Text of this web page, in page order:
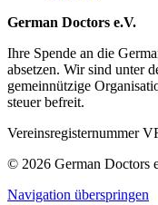
German Doctors e.V.
Ihre Spende an die
absetzen. Wir sind unter
gemein­nützige
steuer befreit.
Vereinsregisternummer
© 2026 German Doctors
Navigation überspringen